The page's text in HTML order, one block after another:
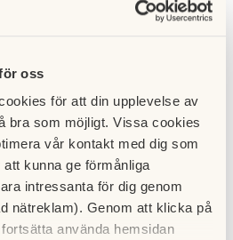
oss
för att din upplevelse av
bra som möjligt. Vissa cookies
vår kontakt med dig som
kunna ge förmånliga
intressanta för dig genom
nätreklam). Genom att klicka på
använda hemsidan
/år
år
år+ 190*antal lägenheter över 41
mer